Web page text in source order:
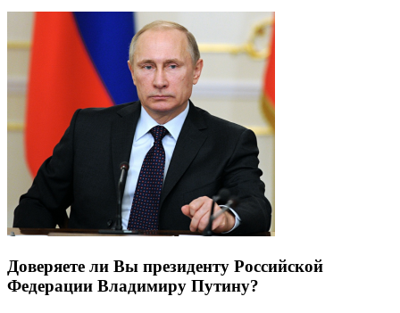
Доверяете ли Вы президенту Российской
Федерации Владимиру Путину?